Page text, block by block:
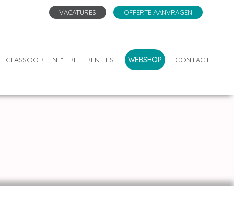
VACATURES OFFERTE AANVRAGEN
GLASSOORTEN REFERENTIES WEBSHOP CONTACT